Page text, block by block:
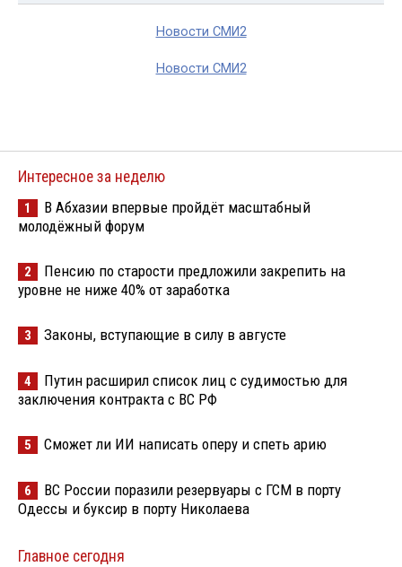
Новости СМИ2
Новости СМИ2
Интересное за неделю
1
В Абхазии впервые пройдёт масштабный
молодёжный форум
2
Пенсию по старости предложили закрепить на
уровне не ниже 40% от заработка
3 Законы, вступающие в силу в августе
4
Путин расширил список лиц с судимостью для
заключения контракта с ВС РФ
5 Сможет ли ИИ написать оперу и спеть арию
6
ВС России поразили резервуары с ГСМ в порту
Одессы и буксир в порту Николаева
Главное сегодня